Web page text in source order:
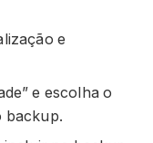
e
e escolha o
backup.